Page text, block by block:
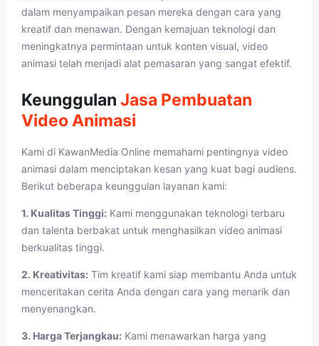
dalam menyampaikan pesan mereka dengan cara yang
kreatif dan menawan. Dengan kemajuan teknologi dan
meningkatnya permintaan untuk konten visual, video
animasi telah menjadi alat pemasaran yang sangat efektif.
Keunggulan Jasa Pembuatan
Video Animasi
Kami di KawanMedia Online memahami pentingnya video
animasi dalam menciptakan kesan yang kuat bagi audiens.
Berikut beberapa keunggulan layanan kami:
1. Kualitas Tinggi: Kami menggunakan teknologi terbaru
dan talenta berbakat untuk menghasilkan video animasi
berkualitas tinggi.
2. Kreativitas: Tim kreatif kami siap membantu Anda untuk
menceritakan cerita Anda dengan cara yang menarik dan
menyenangkan.
3. Harga Terjangkau: Kami menawarkan harga yang